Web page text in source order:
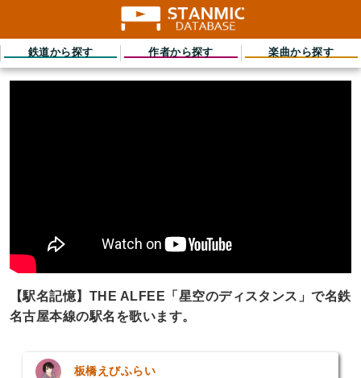
鉄道から探す 作者から探す 楽曲から探す
【駅名記憶】THE ALFEE「星空のディスタンス」で名鉄
名古屋本線の駅名を歌います。
板橋えびふらい